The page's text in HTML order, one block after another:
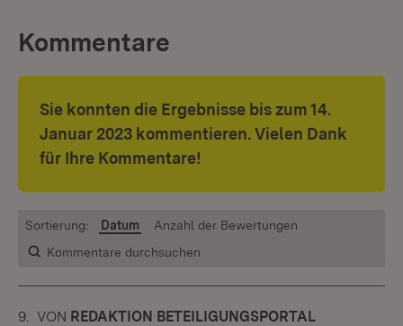
Kommentare
Sie konnten die Ergebnisse bis zum 14.
Januar 2023 kommentieren. Vielen Dank
für Ihre Kommentare!
Kommentare durchsuchen
Sortierung: Datum Anzahl der Bewertungen
9. KOMMENTAR
VON :REDAKTION BETEILIGUNGSPORTAL